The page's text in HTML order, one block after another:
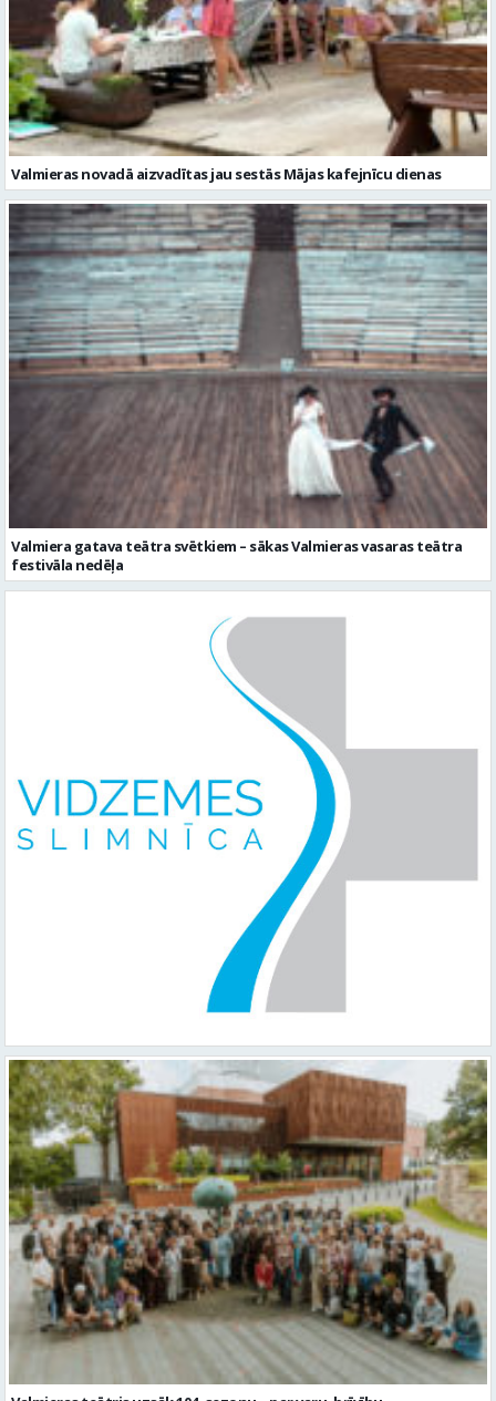
Valmieras novadā aizvadītas jau sestās Mājas kafejnīcu dienas
Valmiera gatava teātra svētkiem – sākas Valmieras vasaras teātra
festivāla nedēļa